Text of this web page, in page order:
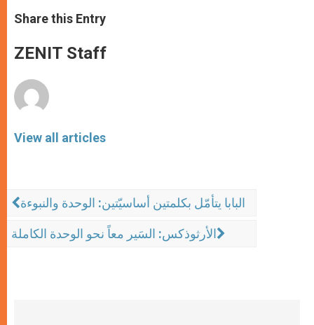
t
s
p
p
s
e
g
e
e
b
o
k
Share this Entry
ZENIT Staff
View all articles
البابا يتأمّل بكلمتين أساسيّتين: الوحدة والنبوءة
الأرثوذكس: السَير معاً نحو الوحدة الكاملة